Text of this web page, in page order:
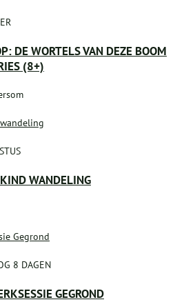
DE WORTELS VAN DEZE BOOM
(8+)
WANDELING
Gegrond
8 DAGEN
GEGROND